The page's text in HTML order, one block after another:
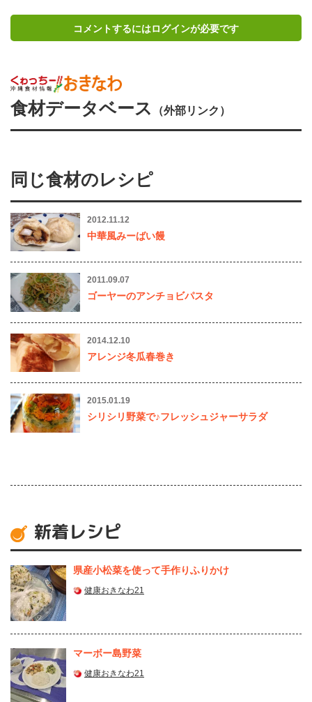
コメントするにはログインが必要です
食材データベース （外部リンク）
同じ食材のレシピ
2012.11.12
中華風みーばい饅
2011.09.07
ゴーヤーのアンチョビパスタ
2014.12.10
アレンジ冬瓜春巻き
2015.01.19
シリシリ野菜で♪フレッシュジャーサラダ
新着レシピ
県産⼩松菜を使って⼿作りふりかけ
健康おきなわ21
マーボー島野菜
健康おきなわ21